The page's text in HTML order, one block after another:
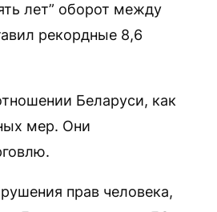
лет” оборот между
рекордные 8,6
Беларуси, как
мер. Они
прав человека,